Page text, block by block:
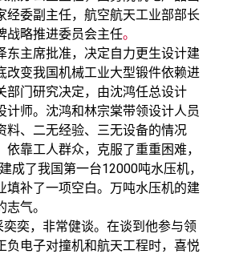
我要订阅
新媒体平台
清华故事
青春风采
校友文苑
校友讲坛
校友视界
终身学习
信息化服务
三创大赛
实用信息
总会
总会简介
会长致辞
总会章程
理事会名单
经委副主任，航空航天工业部部长
战略推进委员会主任。
东主席批准，决定自力更生设计建
改变我国机械工业大型锻件依赖进
部门研究决定，由沈鸿任总设计
计师。沈鸿和林宗棠带领设计人员
料、二无经验、三无设备的情况
靠工人群众，克服了重重困难，
成了我国第一台12000吨水压机，
填补了一项空白。万吨水压机的建
气。
奕，非常健谈。在谈到他参与领
负电子对撞机和航天工程时，喜悦